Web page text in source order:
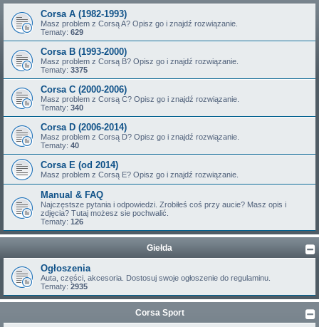
Corsa A (1982-1993)
Masz problem z Corsą A? Opisz go i znajdź rozwiązanie.
Tematy: 629
Corsa B (1993-2000)
Masz problem z Corsą B? Opisz go i znajdź rozwiązanie.
Tematy: 3375
Corsa C (2000-2006)
Masz problem z Corsą C? Opisz go i znajdź rozwiązanie.
Tematy: 340
Corsa D (2006-2014)
Masz problem z Corsą D? Opisz go i znajdź rozwiązanie.
Tematy: 40
Corsa E (od 2014)
Masz problem z Corsą E? Opisz go i znajdź rozwiązanie.
Manual & FAQ
Najczęstsze pytania i odpowiedzi. Zrobiłeś coś przy aucie? Masz opis i
zdjęcia? Tutaj możesz sie pochwalić.
Tematy: 126
Giełda
Ogłoszenia
Auta, części, akcesoria. Dostosuj swoje ogłoszenie do regulaminu.
Tematy: 2935
Corsa Sport